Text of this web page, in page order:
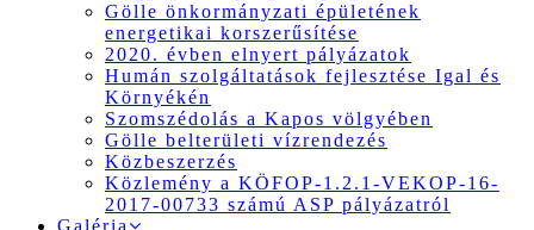
Gölle önkormányzati épületének
energetikai korszerűsítése
2020. évben elnyert pályázatok
Humán szolgáltatások fejlesztése Igal és
Környékén
Szomszédolás a Kapos völgyében
Gölle belterületi vízrendezés
Közbeszerzés
Közlemény a KÖFOP-1.2.1-VEKOP-16-
2017-00733 számú ASP pályázatról
Galéria